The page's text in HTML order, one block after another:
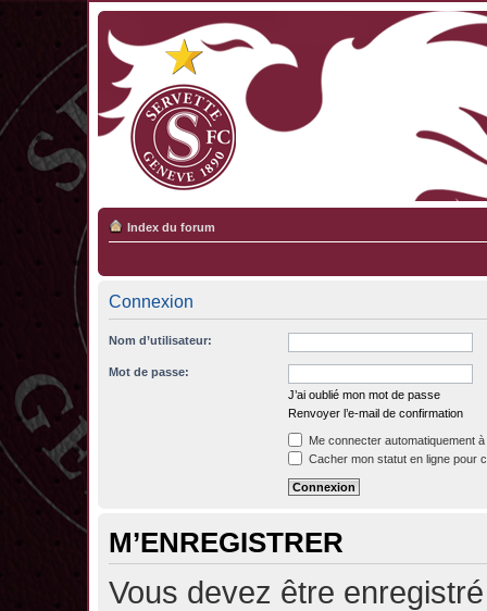
Index du forum
Connexion
Nom d’utilisateur:
Mot de passe:
J’ai oublié mon mot de passe
Renvoyer l’e-mail de confirmation
Me connecter automatiquement
Cacher mon statut en ligne pour
M’ENREGISTRER
Vous devez être